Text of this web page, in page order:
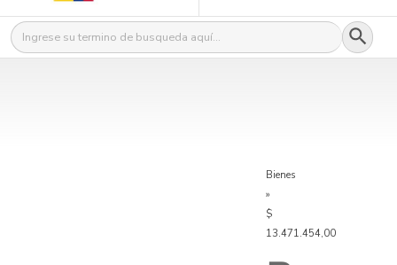
Buscar: Botón
Bienes
»
$
13.471.454,00